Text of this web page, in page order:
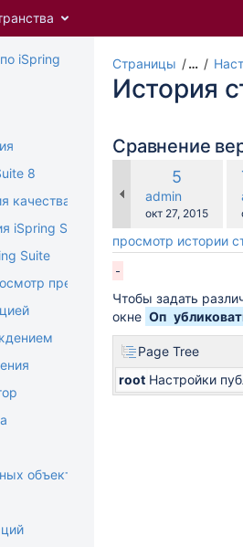
iSpring
8
продукта
iSpring Suite
Suite
презентации
объектов
Страницы …
История
Сравнение
Старая
версия
5
admin
Сохранено
окт 27, 2015
просмотр истории
Чтобы задать
окне Оп
Page Tree
root Настройки